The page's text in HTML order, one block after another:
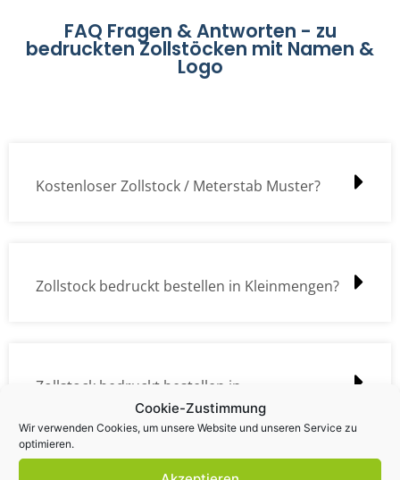
Cookie-Zustimmung
Wir verwenden Cookies, um unsere Website und unseren Service zu
optimieren.
FAQ Fragen & Antworten - zu
bedruckten Zollstöcken mit Namen &
Logo
Kostenloser Zollstock / Meterstab Muster?
Zollstock bedruckt bestellen in Kleinmengen?
Zollstock bedruckt bestellen in